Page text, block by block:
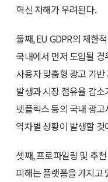
혁신 저해가 우려된다.
둘째, EU GDPR의 제한
국내에서 먼저 도입될
사용자 맞춤형 광고 기
발생과 시장 점유율 감
넷플릭스 등의 국내 광
역차별 상황이 발생할 것
셋째, 프로파일링 및 추
피해는 플랫폼을 가지고